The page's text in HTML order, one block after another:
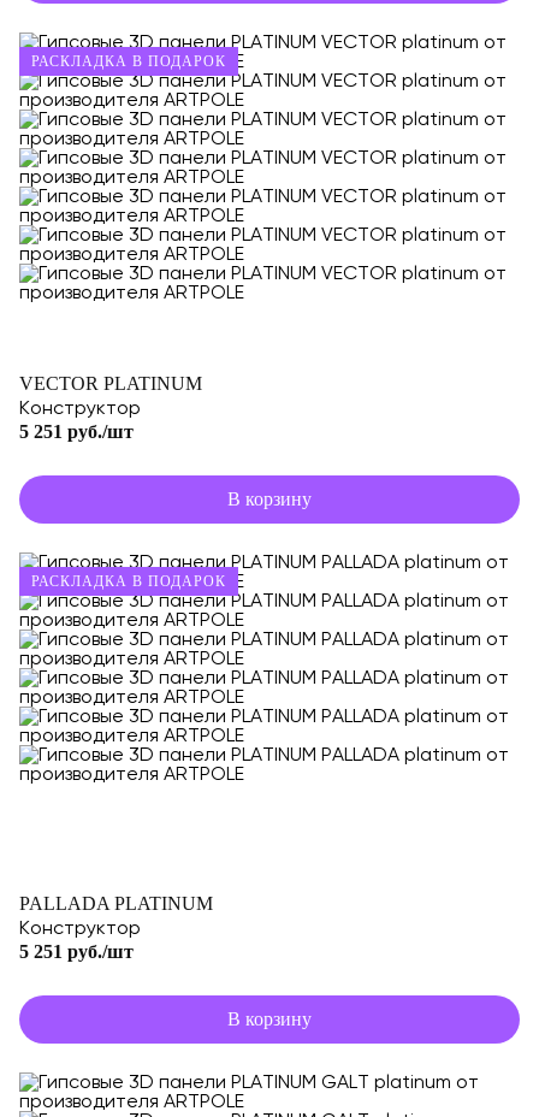
РАСКЛАДКА В ПОДАРОК
VECTOR PLATINUM
Конструктор
5 251 руб./шт
В корзину
РАСКЛАДКА В ПОДАРОК
PALLADA PLATINUM
Конструктор
5 251 руб./шт
В корзину